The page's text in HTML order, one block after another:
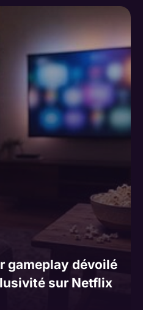
gameplay dévoilé
sur Netflix